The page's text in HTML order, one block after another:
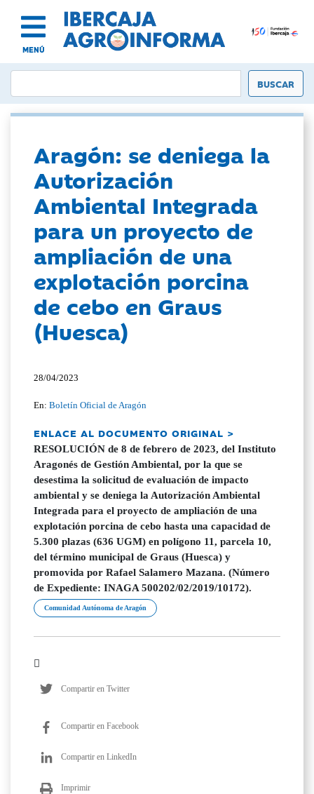
MENÚ
Aragón: se deniega la
Autorización
Ambiental Integrada
para un proyecto de
ampliación de una
explotación porcina
de cebo en Graus
(Huesca)
28/04/2023
En:Boletín Oficial de Aragón
ENLACE AL DOCUMENTO ORIGINAL >
RESOLUCIÓN de 8 de febrero de 2023, del Instituto
Aragonés de Gestión Ambiental, por la que se
desestima la solicitud de evaluación de impacto
ambiental y se deniega la Autorización Ambiental
Integrada para el proyecto de ampliación de una
explotación porcina de cebo hasta una capacidad de
5.300 plazas (636 UGM) en polígono 11, parcela 10,
del término municipal de Graus (Huesca) y
promovida por Rafael Salamero Mazana. (Número
de Expediente: INAGA 500202/02/2019/10172).
Comunidad Autónoma de Aragón
Compartir en Twitter
Compartir en Facebook
Compartir en LinkedIn
Imprimir